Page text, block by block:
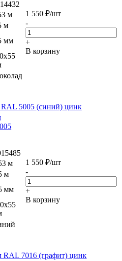
м
м
мм
1 550 ₽/шт
-
+
В корзину
5005 (синий) цинк
м
м
мм
1 550 ₽/шт
-
+
В корзину
7016 (графит) цинк